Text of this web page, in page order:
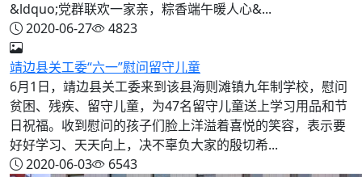
&ldquo;党群联欢一家亲，粽香端午暖人心&...
2020-06-27
4823
靖边县关工委“六一”慰问留守儿童
6月1日，靖边县关工委来到该县海则滩镇九年制学校，慰问
贫困、残疾、留守儿童，为47名留守儿童送上学习用品和节
日祝福。收到慰问的孩子们脸上洋溢着喜悦的笑容，表示要
好好学习、天天向上，决不辜负大家的殷切希...
2020-06-03
6543